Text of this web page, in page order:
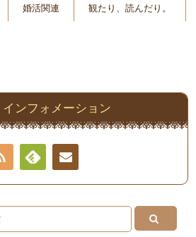
婚活関連 観たり、読んだり。
インフォメーション
RSS
Feedly連絡
先